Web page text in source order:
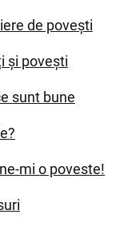
de povești
și povești
sunt bune
mi o poveste!